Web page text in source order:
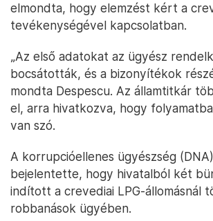
elmondta, hogy elemzést kért a
tevékenységével kapcsolatban.
„Az első adatokat az ügyész
bocsátották, és a bizonyítékok
mondta Despescu. Az államtitkár
el, arra hivatkozva, hogy
van szó.
A korrupcióellenes ügyészség
bejelentette, hogy hivatalból két
indított a crevediai LPG-állomásnál
robbanások ügyében.